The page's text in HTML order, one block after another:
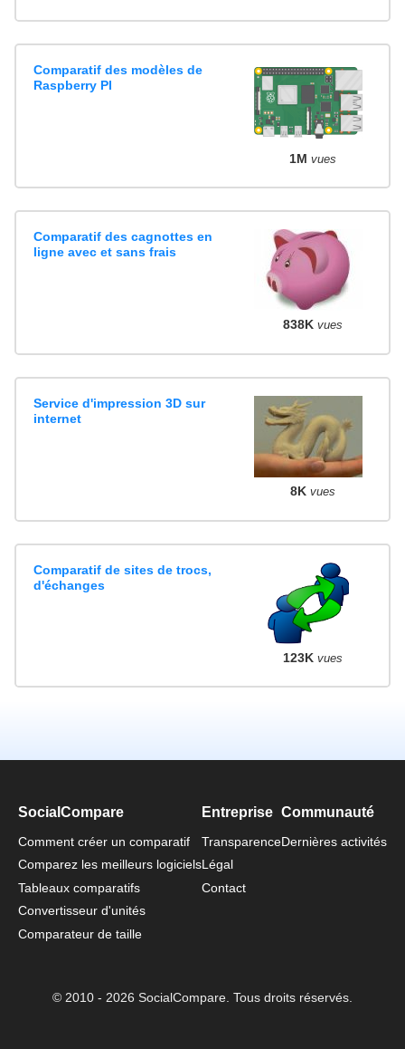
Comparatif des modèles de
Raspberry PI
1M vues
Comparatif des cagnottes en
ligne avec et sans frais
838K vues
Service d'impression 3D sur
internet
8K vues
Comparatif de sites de trocs,
d'échanges
123K vues
SocialCompare
Comment créer un comparatif
Comparez les meilleurs logiciels
Tableaux comparatifs
Convertisseur d'unités
Comparateur de taille
Entreprise
Transparence
Légal
Contact
Communauté
Dernières activités
© 2010 - 2026 SocialCompare. Tous droits réservés.